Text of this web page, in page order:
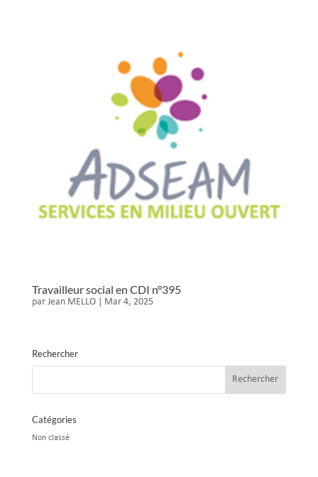
Travailleur social en CDI n°395
par Jean MELLO| Mar 4, 2025
Rechercher
Catégories
Non classé